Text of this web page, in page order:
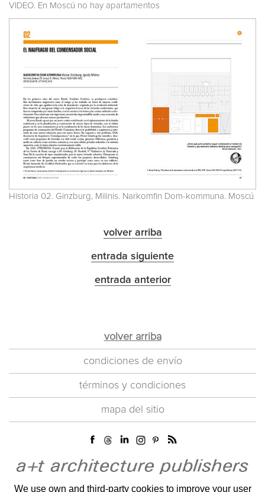
VIDEO. En Moscú no hay apartamentos
Historia 02. Ginzburg, Milinis. Narkomfin Dom-kommuna. Moscú
volver arriba
entrada siguiente
entrada anterior
volver arriba
condiciones de envío
términos y condiciones
mapa del sitio
We use own and third-party cookies to improve your user